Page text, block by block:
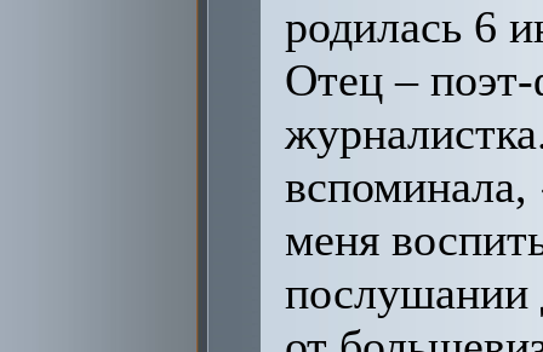
родилась 6
Отец –
меня
послушании